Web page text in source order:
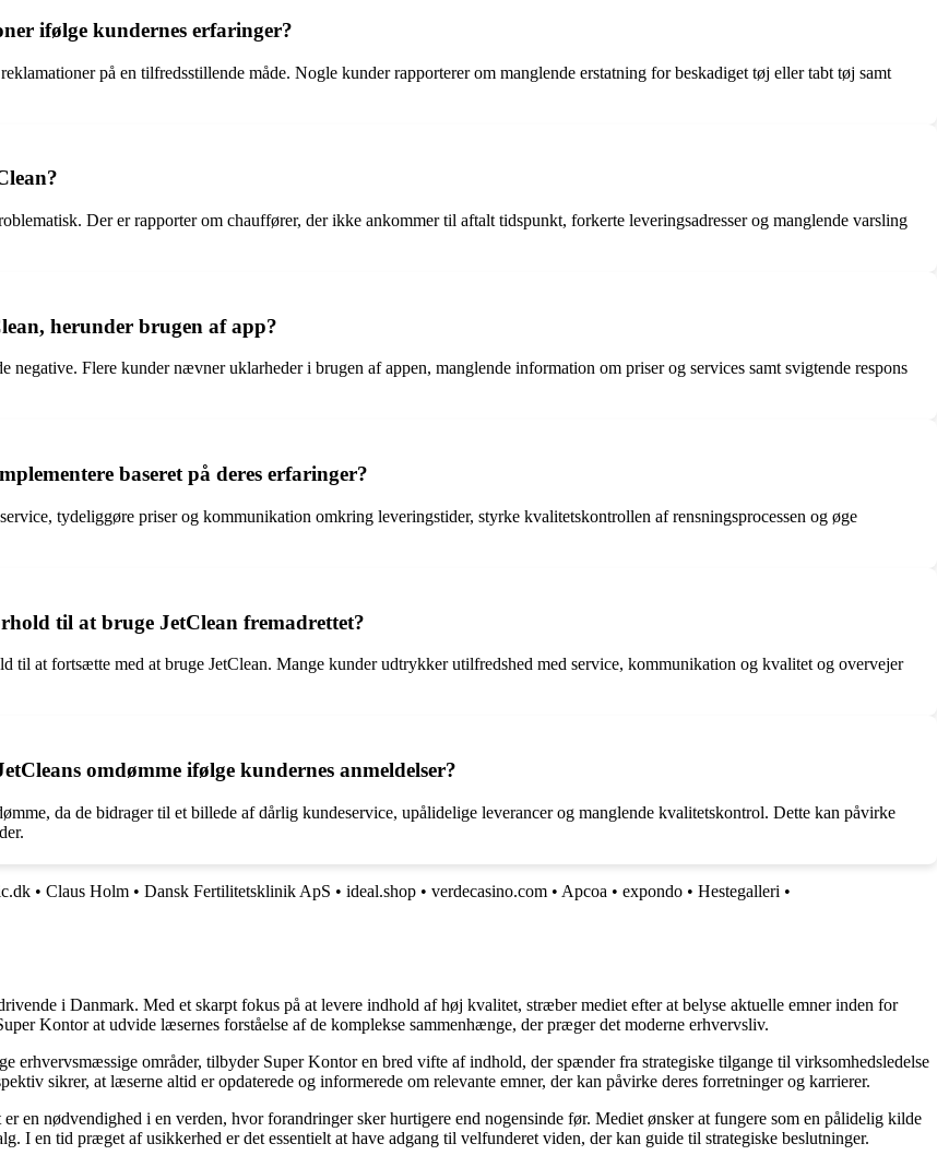
ifølge kundernes erfaringer?
på en tilfredsstillende måde. Nogle kunder rapporterer om manglende erstatning for beskadiget tøj eller tabt tøj samt
Der er rapporter om chauffører, der ikke ankommer til aftalt tidspunkt, forkerte leveringsadresser og manglende varsling
herunder brugen af app?
Flere kunder nævner uklarheder i brugen af appen, manglende information om priser og services samt svigtende respons
baseret på deres erfaringer?
tydeliggøre priser og kommunikation omkring leveringstider, styrke kvalitetskontrollen af rensningsprocessen og øge
til at bruge JetClean fremadrettet?
til at fortsætte med at bruge JetClean. Mange kunder udtrykker utilfredshed med service, kommunikation og kvalitet og overvejer
omdømme ifølge kundernes anmeldelser?
da de bidrager til et billede af dårlig kundeservice, upålidelige leverancer og manglende kvalitetskontrol. Dette kan påvirke
• Claus Holm • Dansk Fertilitetsklinik ApS • ideal.shop • verdecasino.com • Apcoa • expondo • Hestegalleri •
i Danmark. Med et skarpt fokus på at levere indhold af høj kvalitet, stræber mediet efter at belyse aktuelle emner inden for
Kontor at udvide læsernes forståelse af de komplekse sammenhænge, der præger det moderne erhvervsliv.
erhvervsmæssige områder, tilbyder Super Kontor en bred vifte af indhold, der spænder fra strategiske tilgange til virksomhedsledelse
sikrer, at læserne altid er opdaterede og informerede om relevante emner, der kan påvirke deres forretninger og karrierer.
en nødvendighed i en verden, hvor forandringer sker hurtigere end nogensinde før. Mediet ønsker at fungere som en pålidelig kilde
I en tid præget af usikkerhed er det essentielt at have adgang til velfunderet viden, der kan guide til strategiske beslutninger.